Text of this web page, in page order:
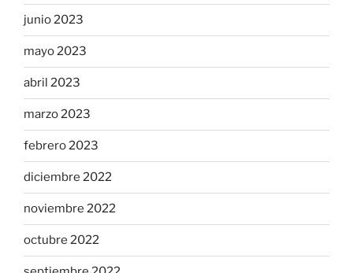
junio 2023
mayo 2023
abril 2023
marzo 2023
febrero 2023
diciembre 2022
noviembre 2022
octubre 2022